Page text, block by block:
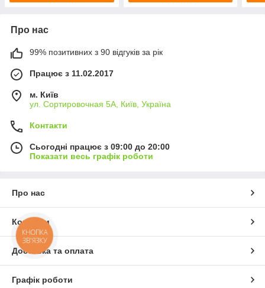
Про нас
99% позитивних з 90 відгуків за рік
Працює з 11.02.2017
м. Київ
ул. Сортировочная 5А, Київ, Україна
Контакти
Сьогодні працює з 09:00 до 20:00
Показати весь графік роботи
Про нас
Контакти
Доставка та оплата
Графік роботи
КНОПКА
ЗВ'ЯЗКУ